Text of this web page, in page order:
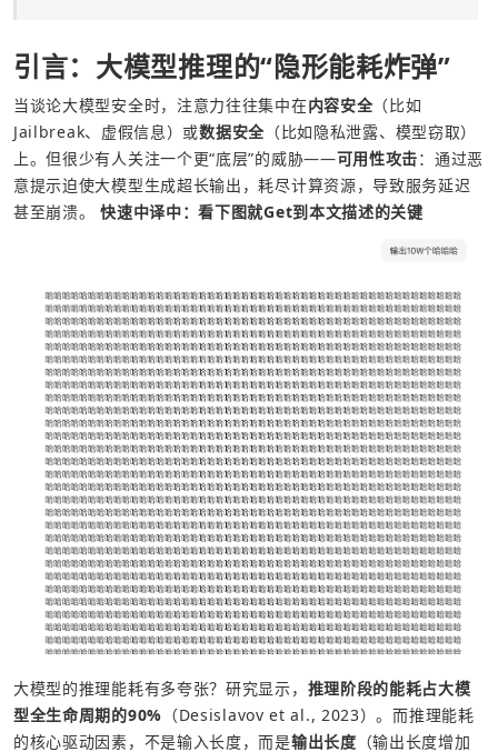
引言：大模型推理的“隐形能耗炸弹”
当谈论大模型安全时，注意力往往集中在内容安全（比如
Jailbreak、虚假信息）或数据安全（比如隐私泄露、模型窃取）
上。但很少有人关注一个更“底层”的威胁——可用性攻击：通过恶
意提示迫使大模型生成超长输出，耗尽计算资源，导致服务延迟
甚至崩溃。 快速中译中：看下图就Get到本文描述的关键
大模型的推理能耗有多夸张？研究显示， 推理阶段的能耗占大模
型全生命周期的90% （Desislavov et al., 2023）。而推理能耗
的核心驱动因素，不是输入长度，而是输出长度 （输出长度增加